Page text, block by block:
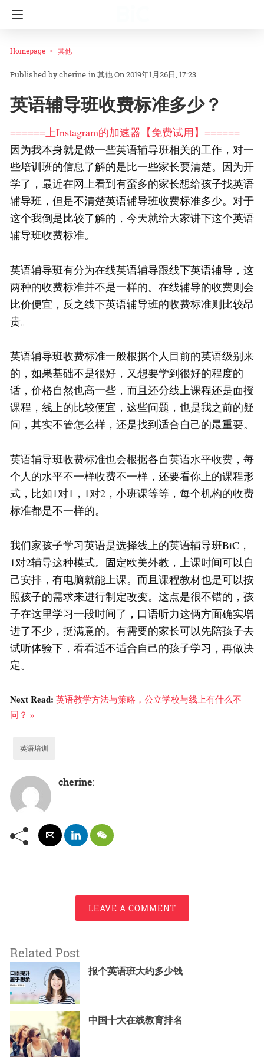
Homepage 其他
cherine in其他On 2019年1月26日, 17:23
英语辅导班收费标准多少？
======上Instagram的加速器【免费试用】======
因为我本身就是做一些英语辅导班相关的工作，对一
些培训班的信息了解的是比一些家长要清楚。因为开
学了，最近在网上看到有蛮多的家长想给孩子找英语
辅导班，但是不清楚英语辅导班收费标准多少。对于
这个我倒是比较了解的，今天就给大家讲下这个英语
辅导班收费标准。
英语辅导班有分为在线英语辅导跟线下英语辅导，这
两种的收费标准并不是一样的。在线辅导的收费则会
比价便宜，反之线下英语辅导班的收费标准则比较昂
贵。
英语辅导班收费标准一般根据个人目前的英语级别来
的，如果基础不是很好，又想要学到很好的程度的
话，价格自然也高一些，而且还分线上课程还是面授
课程，线上的比较便宜，这些问题，也是我之前的疑
问，其实不管怎么样，还是找到适合自己的最重要。
英语辅导班收费标准也会根据各自英语水平收费，每
个人的水平不一样收费不一样，还要看你上的课程形
式，比如1对1，1对2，小班课等等，每个机构的收费
标准都是不一样的。
我们家孩子学习英语是选择线上的英语辅导班BiC，
1对2辅导这种模式。固定欧美外教，上课时间可以自
己安排，有电脑就能上课。而且课程教材也是可以按
照孩子的需求来进行制定改变。这点是很不错的，孩
子在这里学习一段时间了，口语听力这俩方面确实增
进了不少，挺满意的。有需要的家长可以先陪孩子去
试听体验下，看看适不适合自己的孩子学习，再做决
定。
Next Read: 英语教学方法与策略，公立学校与线上有什么不
同？ »
英语培训
cherine:
LEAVE A COMMENT
Related Post
报个英语班大约多少钱
中国十大在线教育排名